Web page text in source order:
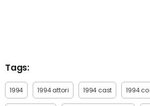
Tags:
1994 1994 attori 1994 cast 1994